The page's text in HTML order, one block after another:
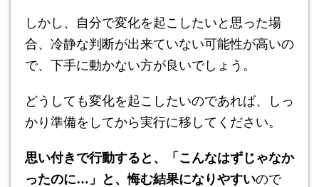
しかし、自分で変化を起こしたいと思った場
合、冷静な判断が出来ていない可能性が高いの
で、下手に動かない方が良いでしょう。
どうしても変化を起こしたいのであれば、しっ
かり準備をしてから実行に移してください。
思い付きで行動すると、「こんなはずじゃなか
ったのに…」と、悔む結果になりやすいので